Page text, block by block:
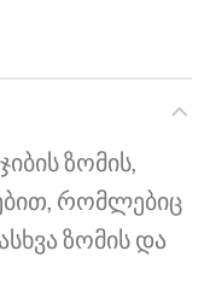
ზომის,
რომლებიც
ზომის და